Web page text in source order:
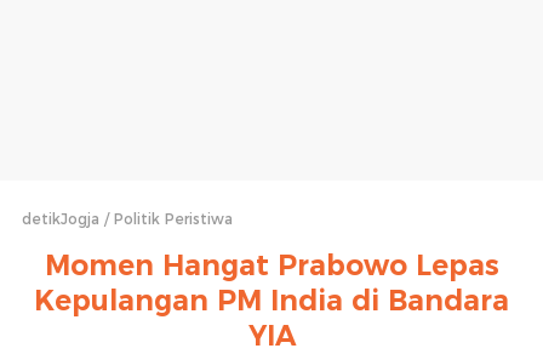
detikJogja Politik Peristiwa
Momen Hangat Prabowo Lepas
Kepulangan PM India di Bandara
YIA